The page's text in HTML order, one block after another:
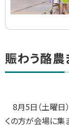
ト
ッ
る
賑わう酪農
8月5日（土曜日
くの方が会場に集